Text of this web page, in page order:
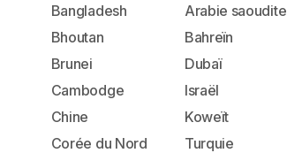
Bangladesh
Bhoutan
Brunei
Cambodge
Chine
Corée du Nord
Arabie saoudite
Bahreïn
Dubaï
Israël
Koweït
Turquie